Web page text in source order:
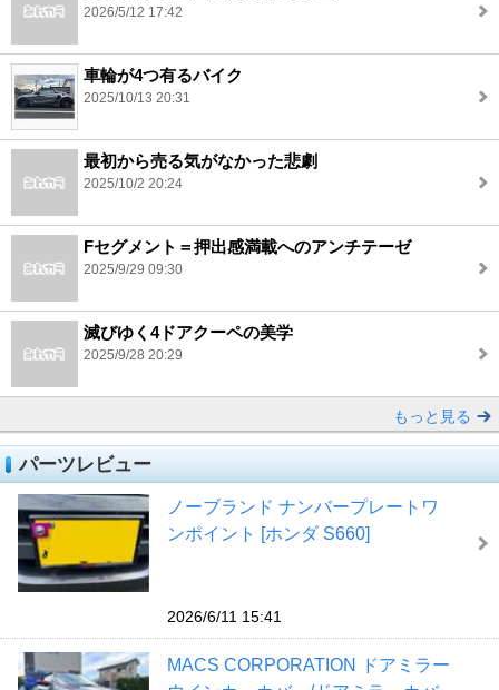
2026/5/12 17:42
車輪が4つ有るバイク
2025/10/13 20:31
最初から売る気がなかった悲劇
2025/10/2 20:24
Fセグメント＝押出感満載へのアンチテーゼ
2025/9/29 09:30
滅びゆく4ドアクーペの美学
2025/9/28 20:29
もっと見る
パーツレビュー
ノーブランド ナンバープレートワ
ンポイント [ホンダ S660]
2026/6/11 15:41
MACS CORPORATION ドアミラー